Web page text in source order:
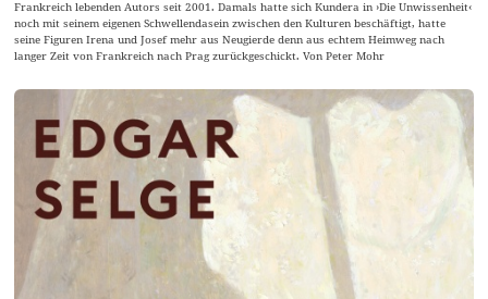
Frankreich lebenden Autors seit 2001. Damals hatte sich Kundera in ›Die Unwissenheit‹
noch mit seinem eigenen Schwellendasein zwischen den Kulturen beschäftigt, hatte
seine Figuren Irena und Josef mehr aus Neugierde denn aus echtem Heimweg nach
langer Zeit von Frankreich nach Prag zurückgeschickt. Von Peter Mohr